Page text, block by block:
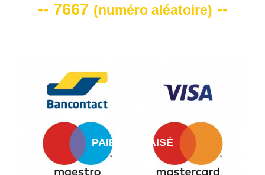
-- 7667 (numéro aléatoire) --
PAIEMENT AISÉ